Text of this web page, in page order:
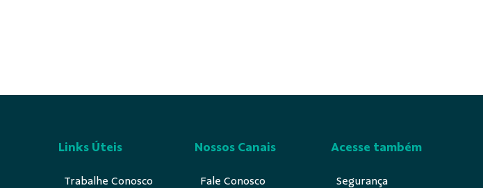
Links Úteis
Trabalhe Conosco
Nossos Canais
Fale Conosco
Acesse também
Segurança